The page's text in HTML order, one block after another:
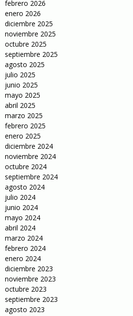
febrero 2026
enero 2026
diciembre 2025
noviembre 2025
octubre 2025
septiembre 2025
agosto 2025
julio 2025
junio 2025
mayo 2025
abril 2025
marzo 2025
febrero 2025
enero 2025
diciembre 2024
noviembre 2024
octubre 2024
septiembre 2024
agosto 2024
julio 2024
junio 2024
mayo 2024
abril 2024
marzo 2024
febrero 2024
enero 2024
diciembre 2023
noviembre 2023
octubre 2023
septiembre 2023
agosto 2023